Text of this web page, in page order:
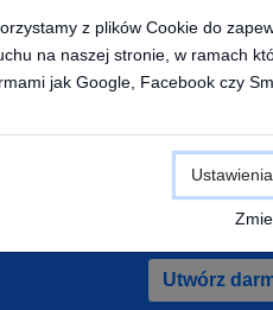
Po skonfigurowaniu
pozycje do
darmowe konto
Utwórz
z plików Cookie do
na naszej stronie, w ramach
jak Google, Facebook czy